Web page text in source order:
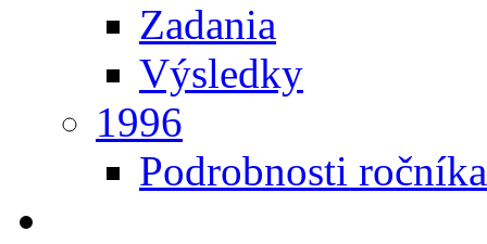
Zadania
Výsledky
1996
Podrobnosti ročníka